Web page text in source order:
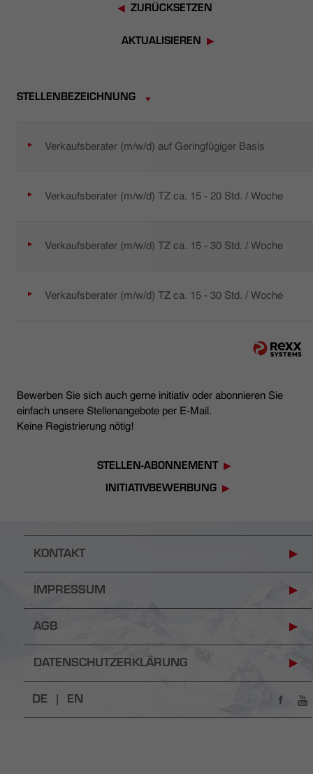
ZURÜCKSETZEN
AKTUALISIEREN
STELLENBEZEICHNUNG
Verkaufsberater (m/w/d) auf Geringfügiger Basis
Verkaufsberater (m/w/d) TZ ca. 15 - 20 Std. / Woche
Verkaufsberater (m/w/d) TZ ca. 15 - 30 Std. / Woche
Verkaufsberater (m/w/d) TZ ca. 15 - 30 Std. / Woche
Bewerben Sie sich auch gerne initiativ oder abonnieren Sie
einfach unsere Stellenangebote per E-Mail.
Keine Registrierung nötig!
STELLEN-ABONNEMENT
INITIATIVBEWERBUNG
KONTAKT
IMPRESSUM
AGB
DATENSCHUTZERKLÄRUNG
DE | EN